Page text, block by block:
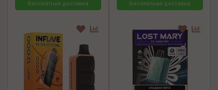
Бесплатная доставка Бесплатная доставка